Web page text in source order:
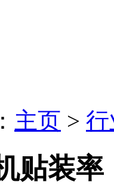
主页 >
贴装率